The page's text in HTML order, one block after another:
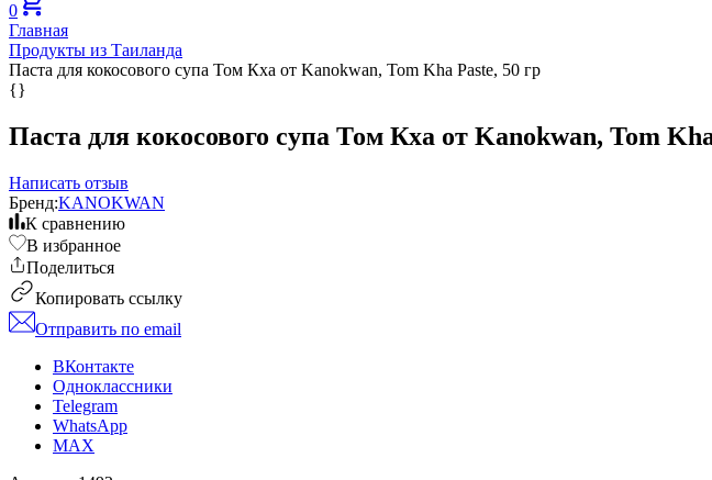
0
Главная
Продукты из Таиланда
Паста для кокосового супа Том Кха от Kanokwan, Tom Kha Paste, 50 гр
{}
Паста для кокосового супа Том Кха от Kanokwan, Tom
Написать отзыв
Бренд:KANOKWAN
К сравнению
В избранное
Поделиться
Копировать ссылку
Отправить по email
ВКонтакте
Одноклассники
Telegram
WhatsApp
MAX